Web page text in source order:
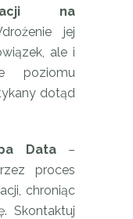
na
jej
ale i
poziomu
dotąd
Data–
proces
chroniąc
Skontaktuj